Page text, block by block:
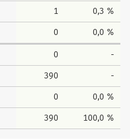
1 0,3 %
0 0,0 %
0 -
390 -
0 0,0 %
390 100,0 %